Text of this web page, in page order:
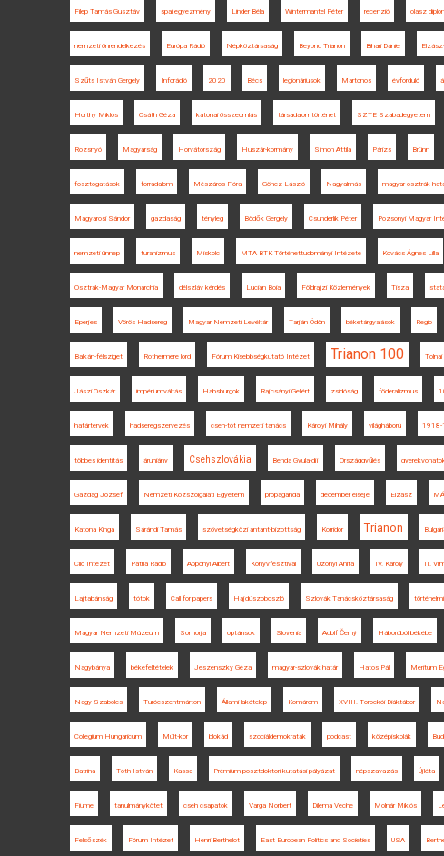
Filep Tamás Gusztáv spai egyezmény Linder Béla Wintermantel Péter recenzió olasz
nemzeti önrendelkezés Európa Rádió Népköztársaság Beyond Trianon Bihari Dániel
Szűts István Gergely Inforádió 2020 Bécs legionáriusok Martonos évforduló
Horthy Miklós Csáth Géza katonai összeomlás társadalomtörténet SZTE Szabadegyetem
Rozsnyó Magyarság Horvátország Huszár-kormány Simon Attila Párizs Brünn
fosztogatások forradalom Mészáros Flóra Göncz László Nagyalmás magyar-osztrák
Magyarosi Sándor gazdaság tényleg Bödők Gergely Csunderlik Péter Pozsonyi Magyar
nemzeti ünnep turanizmus Miskolc MTA BTK Történettudományi Intézete Kovács Ágnes Lilla
Osztrák-Magyar Monarchia délszláv kérdés Lucian Boia Földrajzi Közlemények Tisza
Eperjes Vörös Hadsereg Magyar Nemzeti Levéltár Tarján Ödön béketárgyalások Regio
Balkán-félsziget Rothermere lord Fórum Kisebbségkutató Intézet Trianon 100 Tolnai
Jászi Oszkár impériumváltás Habsburgok Rajcsányi Gellért zsidóság föderalizmus
határtervek hadseregszervezés cseh-tót nemzeti tanács Károlyi Mihály világháború 1918-
többes identitás áruhiány Csehszlovákia Benda Gyula-díj Országgyűlés
Gazdag József Nemzeti Közszolgálati Egyetem propaganda december elseje Elzász
Katona Kinga Sárándi Tamás szövetségközi antant-bizottság Korridor Trianon
Clio Intézet Pátria Rádió Apponyi Albert Könyvfesztivál Uzonyi Anita IV. Károly II.
Lajtabánság tótok Call for papers Hajdúszoboszló Szlovák Tanácsköztársaság
Magyar Nemzeti Múzeum Somorja optánsok Slovenia Adolf Černý Háborúból békébe
Nagybánya békefeltételek Jeszenszky Géza magyar-szlovák határ Hatos Pál Meritum
Nagy Szabolcs Turócszentmárton Állami lakótelep Komárom XVIII. Torockói Diáktábor
Collegium Hungaricum Múlt-kor blokád szociáldemokraták podcast középiskolák
Batrina Tóth István Kassa Prémium posztdoktori kutatási pályázat népszavazás Újléta
Fiume tanulmánykötet cseh csapatok Varga Norbert Dilema Veche Molnár Miklós
Felsőszék Fórum Intézet Henri Berthelot East European Politics and Societies USA